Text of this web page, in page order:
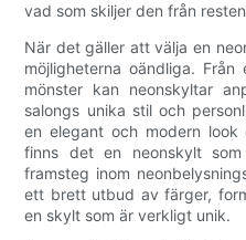
vad som skiljer den från
När det gäller att välja en
möjligheterna oändliga.
mönster kan neonskyltar
salongs unika stil och
en elegant och modern look
finns det en neonskylt
framsteg inom
ett brett utbud av färger,
en skylt som är verkligt unik.